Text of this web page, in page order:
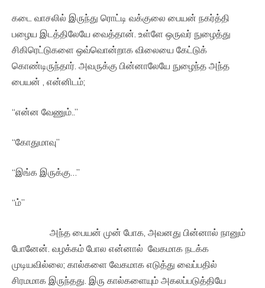
கடை வாசலில் இருந்து ரொட்டி வக்குலை பையன் நகர்த்தி
பழைய இடத்திலேயே வைத்தான். உள்ளே ஒருவர் நுழைத்து
சிகிரெட்டுகளை ஒவ்வொன்றாக விலையை கேட்டுக்
கொண்டிருந்தார். அவருக்கு பின்னாலேயே நுழைந்த அந்த
பையன் , என்னிடம்;
“என்ன வேணும்..”
“கோதுமாவு”
“இங்க இருக்கு…”
“ம்”
அந்த பையன் முன் போக, அவனது பின்னால் நானும்
போனேன். வழக்கம் போல என்னால் வேகமாக நடக்க
முடியவில்லை; கால்களை வேகமாக எடுத்து வைப்பதில்
சிரமமாக இருந்தது. இரு கால்களையும் அகலப்படுத்தியே